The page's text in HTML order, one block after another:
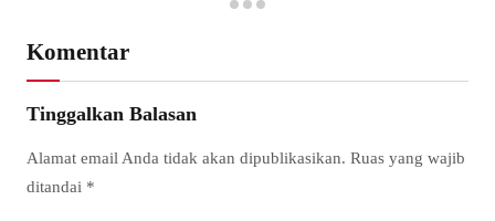
Komentar
Tinggalkan Balasan
Alamat email Anda tidak akan dipublikasikan. Ruas yang wajib
ditandai *